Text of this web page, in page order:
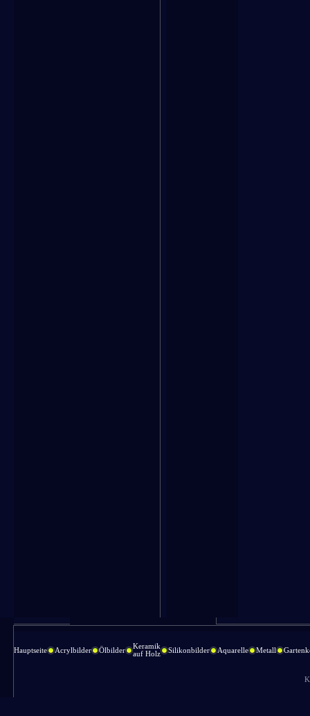
Hauptseite Acrylbilder Ölbilder
Keramik
auf Holz
Silikonbilder Aquarelle Metall